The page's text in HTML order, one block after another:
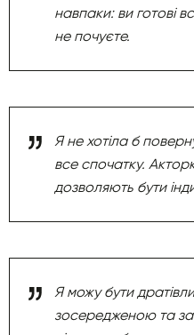
навпаки: ви готові
не почуєте.
Я не хотіла б
все спочатку.
дозволяють бути
Я можу бути
зосередженою та